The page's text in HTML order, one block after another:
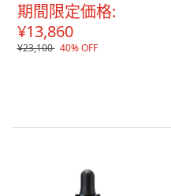
期間限定価格:
¥13,860
¥23,100 40% OFF